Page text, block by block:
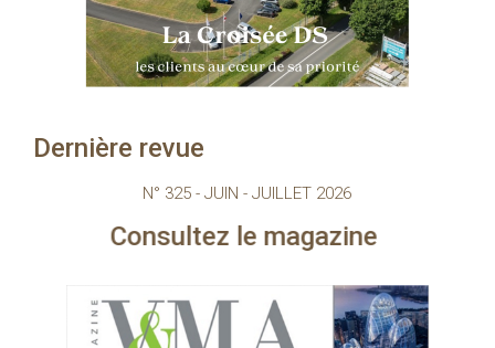
Dernière revue
N° 325 - JUIN - JUILLET 2026
le magazine